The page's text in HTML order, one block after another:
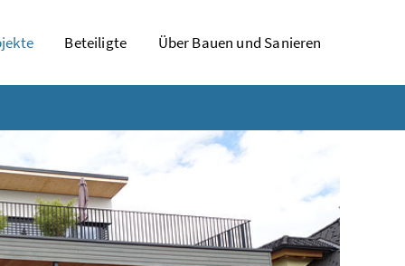
Beteiligte Über Bauen und Sanieren